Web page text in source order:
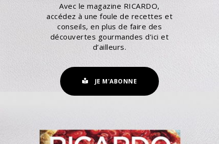
Avec le magazine RICARDO,
accédez à une foule de recettes et
conseils, en plus de faire des
découvertes gourmandes d’ici et
d’ailleurs.
JE M'ABONNE